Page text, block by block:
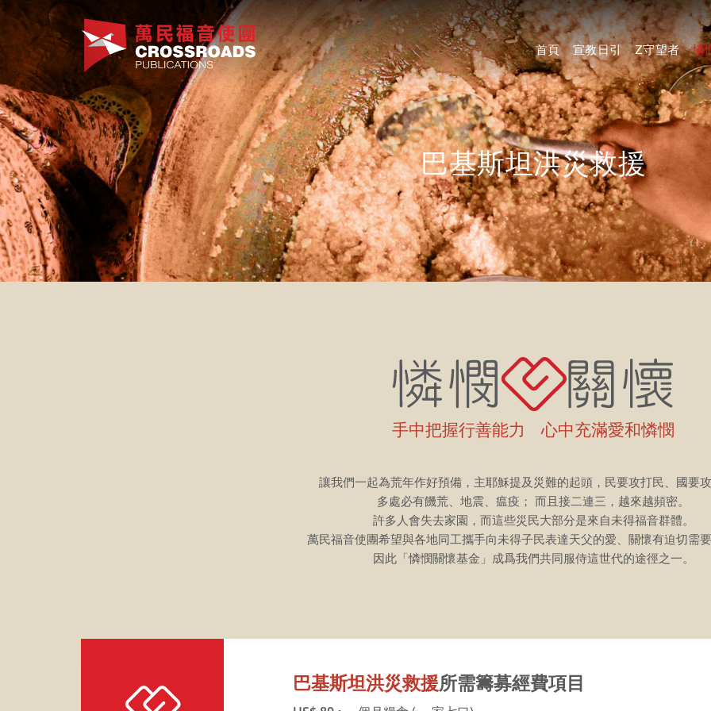
首頁 宣教日引 Z守望者 憐
巴基斯坦洪災救援
手中把握行善能力 心中充滿愛和憐憫
讓我們一起為荒年作好預備，主耶穌提及災難的起頭，民要攻打民、國要攻
多處必有饑荒、地震、瘟疫； 而且接二連三，越來越頻密。
許多人會失去家園，而這些災民大部分是來自未得福音群體。
萬民福音使團希望與各地同工攜手向未得子民表達天父的愛、關懷有迫切需
因此「憐憫關懷基金」成爲我們共同服侍這世代的途徑之一。
巴基斯坦洪災救援所需籌募經費項目